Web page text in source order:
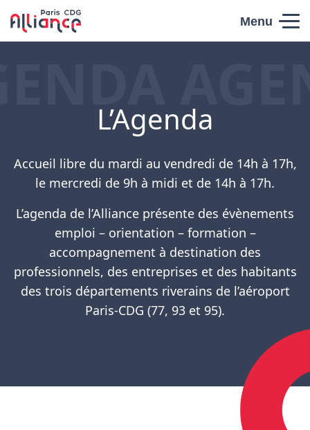
Skip to content
Paris CDG
Menu
L’Agenda
Accueil libre du mardi au vendredi de 14h à 17h,
le mercredi de 9h à midi et de 14h à 17h.
L’agenda de l’Alliance présente des évènements
emploi – orientation – formation –
accompagnement à destination des
professionnels, des entreprises et des habitants
des trois départements riverains de l’aéroport
Paris-CDG (77, 93 et 95).